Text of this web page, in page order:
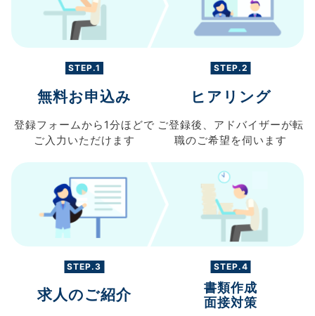
STEP.1
無料お申込み
登録フォームから 1分ほどで
ご入力 いただけます
STEP.2
ヒアリング
ご登録後、 アドバイザーが転
職のご希望を伺います
STEP.3
求人のご紹介
STEP.4
書類作成
面接対策